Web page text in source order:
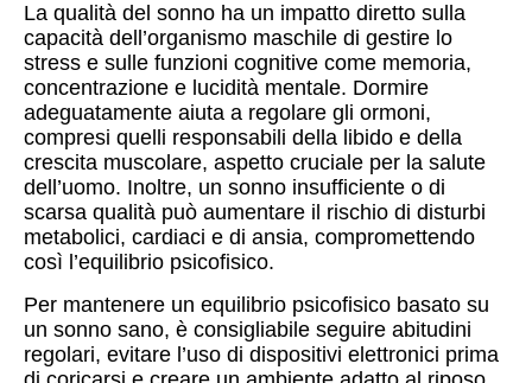
La qualità del sonno ha un impatto diretto sulla
capacità dell’organismo maschile di gestire lo
stress e sulle funzioni cognitive come memoria,
concentrazione e lucidità mentale. Dormire
adeguatamente aiuta a regolare gli ormoni,
compresi quelli responsabili della libido e della
crescita muscolare, aspetto cruciale per la salute
dell’uomo. Inoltre, un sonno insufficiente o di
scarsa qualità può aumentare il rischio di disturbi
metabolici, cardiaci e di ansia, compromettendo
così l’equilibrio psicofisico.
Per mantenere un equilibrio psicofisico basato su
un sonno sano, è consigliabile seguire abitudini
regolari, evitare l’uso di dispositivi elettronici prima